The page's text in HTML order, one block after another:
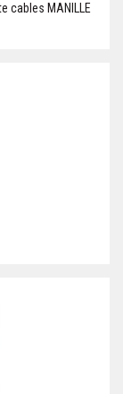
cables MANILLE